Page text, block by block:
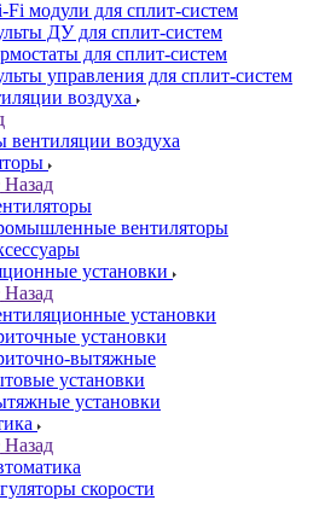
Fi модули для сплит-систем
ДУ для сплит-систем
для сплит-систем
управления для сплит-систем
воздуха
вентиляции воздуха
Назад
вентиляторы
установки
Назад
установки
установки
вытяжные
установки
установки
Назад
скорости